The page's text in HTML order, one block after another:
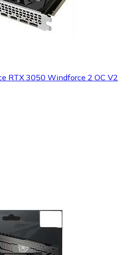
RTX 3050 Windforce 2 OC V2